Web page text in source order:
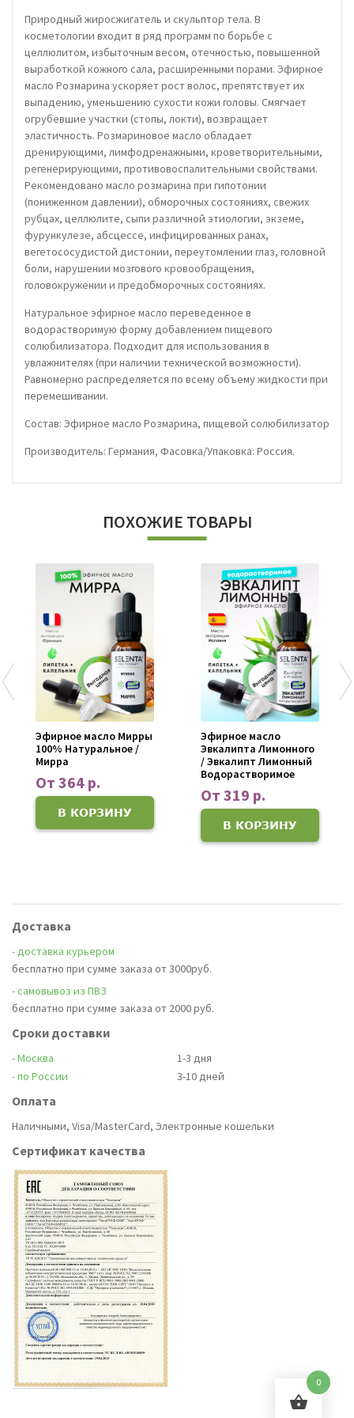
Природный жиросжигатель и скульптор тела. В
косметологии входит в ряд программ по борьбе с
целлюлитом, избыточным весом, отечностью, повышенной
выработкой кожного сала, расширенными порами. Эфирное
масло Розмарина ускоряет рост волос, препятствует их
выпадению, уменьшению сухости кожи головы. Смягчает
огрубевшие участки (стопы, локти), возвращает
эластичность. Розмариновое масло обладает
дренирующими, лимфодренажными, кроветворительными,
регенерирующими, противовоспалительными свойствами.
Рекомендовано масло розмарина при гипотонии
(пониженном давлении), обморочных состояниях, свежих
рубцах, целлюлите, сыпи различной этиологии, экземе,
фурункулезе, абсцессе, инфицированных ранах,
вегетососудистой дистонии, переутомлении глаз, головной
боли, нарушении мозгового кровообращения,
головокружении и предобморочных состояниях.
Натуральное эфирное масло переведенное в
водорастворимую форму добавлением пищевого
солюбилизатора. Подходит для использования в
увлажнителях (при наличии технической возможности).
Равномерно распределяется по всему объему жидкости при
перемешивании.
Состав: Эфирное масло Розмарина, пищевой солюбилизатор
Производитель: Германия, Фасовка/Упаковка: Россия.
ПОХОЖИЕ ТОВАРЫ
Эфирное масло Мирры
100% Натуральное /
Мирра
От 364 р.
В КОРЗИНУ
Эфирное масло
Эвкалипта Лимонного
/ Эвкалипт Лимонный
Водорастворимое
От 319 р.
В КОРЗИНУ
Доставка
- доставка курьером
бесплатно при сумме заказа от 3000руб.
- самовывоз из ПВЗ
бесплатно при сумме заказа от 2000 руб.
Сроки доставки
- Москва
1-3 дня
- по России
3-10 дней
Оплата
Наличными, Visa/MasterCard, Электронные кошельки
Сертификат качества
0